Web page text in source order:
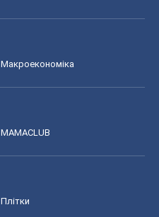
Макроекономіка
MAMACLUB
Плітки